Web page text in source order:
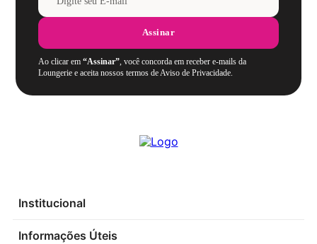
Assinar
Ao clicar em“Assinar”, você concorda em receber e-mails da
Loungerie e aceita nossos termos de Aviso de Privacidade.
Institucional
Informações Úteis